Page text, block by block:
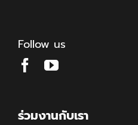
Follow us
ร่วมงานกับเรา